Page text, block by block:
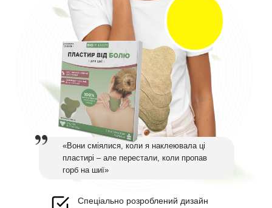
Спеціально розроблений дизайн
«Вони сміялися, коли я наклеювала ці
пластирі – але перестали, коли пропав
горб на шиї»